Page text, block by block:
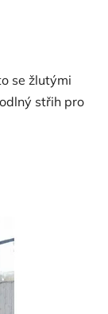
se žlutými
střih pro